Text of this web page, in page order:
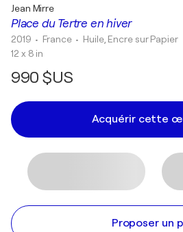
Place du Tertre en hiver
Jean Mirre
2019 • France • Huile, Encre sur Papier
12 x 8 in
990 $US
Acquérir cette
Proposer un